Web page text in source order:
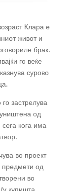
Клара е
живот и
брак.
го веќе
сурово
застрелува
од
кога има
во проект
предмети од
во